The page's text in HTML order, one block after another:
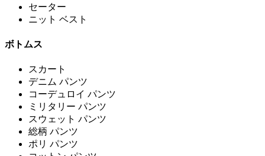
セーター
ニット ベスト
ボトムス
スカート
デニム パンツ
コーデュロイ パンツ
ミリタリー パンツ
スウェット パンツ
総柄 パンツ
ポリ パンツ